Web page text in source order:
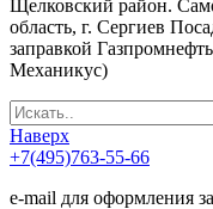
Щелковский район.
область, г. Сергиев
заправкой
Механикус)
Наверх
+7(495)763-55-66
e-mail для оформления